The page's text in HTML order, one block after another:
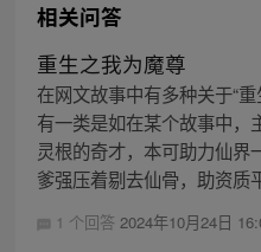
相关问答
重生之我为魔尊
在网文故事中有多种关于“重
有一类是如在某个故事中，
灵根的奇才，本可助力仙界
爹强压着剔去仙骨，助资质
1 个回答 2024年10月24日